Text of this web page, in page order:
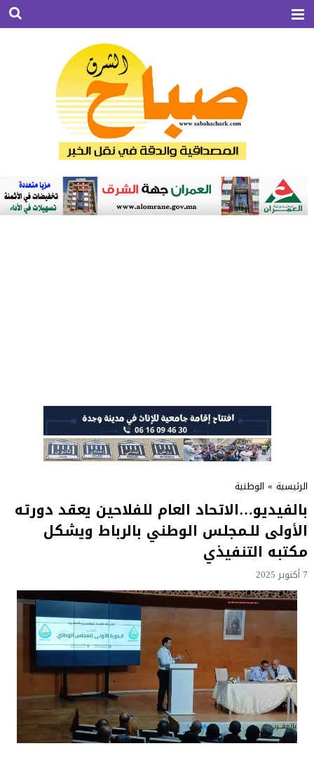
الرئيسية » الوطنية
بالفيديو…الاتحاد العام للفلاحين يعقد دورته
الأولى للـمجلس الوطني بالرباط ويشكل
مكتبه التنفيذي
7 أكتوبر 2025